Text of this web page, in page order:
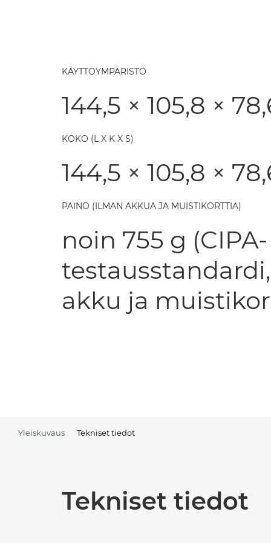
KÄYTTÖYMPÄRISTÖ
144,5 × 105,8 ×
KOKO (L X K X S)
144,5 × 105,8 ×
PAINO (ILMAN AKKUA JA MUISTIKORTTIA)
noin 755 g (CIPA-
akku ja
Yleiskuvaus Tekniset tiedot
Tekniset tiedot